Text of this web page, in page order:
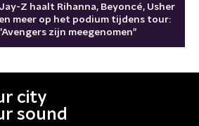
Jay-Z haalt Rihanna, Beyoncé, Usher
en meer op het podium tijdens tour:
zijn meegenomen"
city
sound